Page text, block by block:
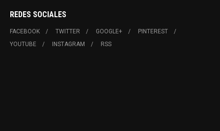
REDES SOCIALES
FACEBOOK TWITTER GOOGLE+
PINTEREST
YOUTUBE
INSTAGRAM RSS